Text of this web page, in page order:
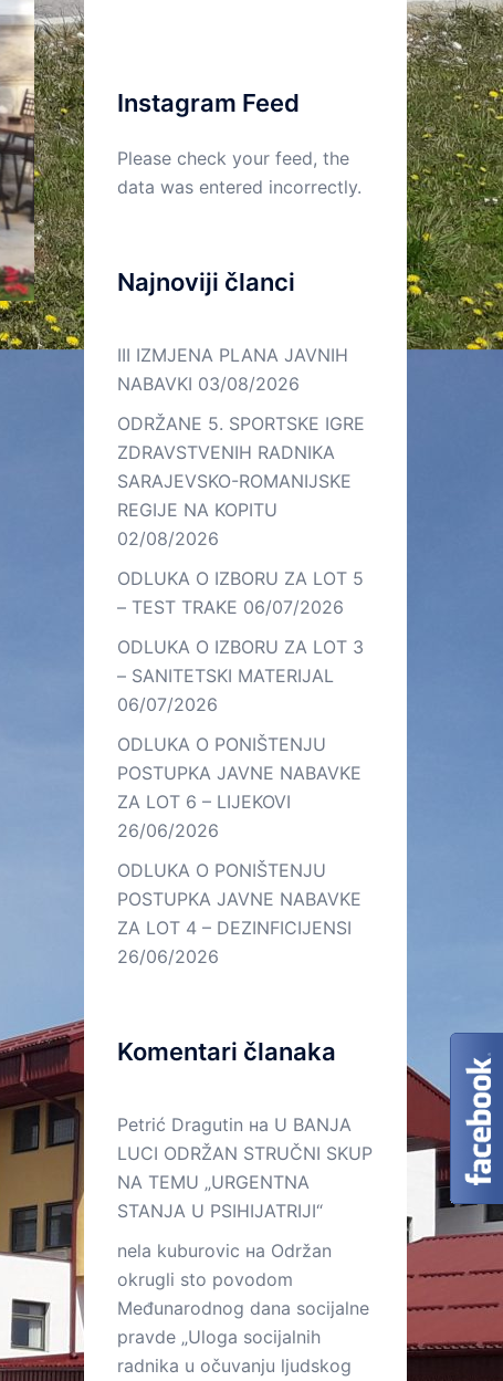
Instagram Feed
Please check your feed, the
data was entered incorrectly.
Najnoviji članci
III IZMJENA PLANA JAVNIH
NABAVKI 03/08/2026
ODRŽANE 5. SPORTSKE IGRE
ZDRAVSTVENIH RADNIKA
SARAJEVSKO-ROMANIJSKE
REGIJE NA KOPITU
02/08/2026
ODLUKA O IZBORU ZA LOT 5
– TEST TRAKE 06/07/2026
ODLUKA O IZBORU ZA LOT 3
– SANITETSKI MATERIJAL
06/07/2026
ODLUKA O PONIŠTENJU
POSTUPKA JAVNE NABAVKE
ZA LOT 6 – LIJEKOVI
26/06/2026
ODLUKA O PONIŠTENJU
POSTUPKA JAVNE NABAVKE
ZA LOT 4 – DEZINFICIJENSI
26/06/2026
Komentari članaka
Petrić Dragutin на U BANJA
LUCI ODRŽAN STRUČNI SKUP
NA TEMU „URGENTNA
STANJA U PSIHIJATRIJI“
nela kuburovic на Održan
okrugli sto povodom
Međunarodnog dana socijalne
pravde „Uloga socijalnih
radnika u očuvanju ljudskog